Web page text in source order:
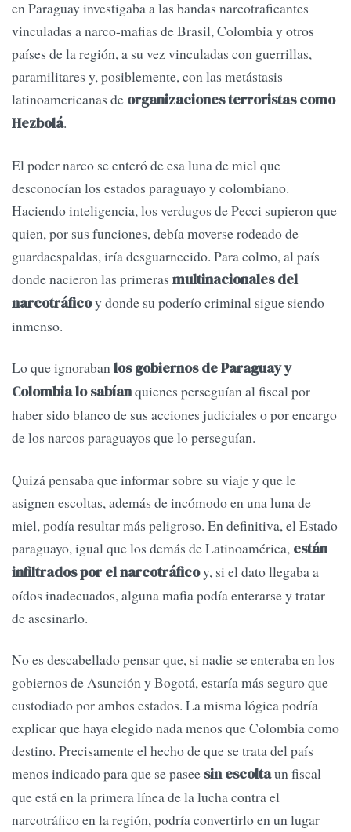
en Paraguay investigaba a las bandas narcotraficantes
vinculadas a narco-mafias de Brasil, Colombia y otros
países de la región, a su vez vinculadas con guerrillas,
paramilitares y, posiblemente, con las metástasis
latinoamericanas de organizaciones terroristas como
Hezbolá.
El poder narco se enteró de esa luna de miel que
desconocían los estados paraguayo y colombiano.
Haciendo inteligencia, los verdugos de Pecci supieron que
quien, por sus funciones, debía moverse rodeado de
guardaespaldas, iría desguarnecido. Para colmo, al país
donde nacieron las primeras multinacionales del
narcotráficoy donde su poderío criminal sigue siendo
inmenso.
Lo que ignorabanlos gobiernos de Paraguay y
Colombia lo sabíanquienes perseguían al fiscal por
haber sido blanco de sus acciones judiciales o por encargo
de los narcos paraguayos que lo perseguían.
Quizá pensaba que informar sobre su viaje y que le
asignen escoltas, además de incómodo en una luna de
miel, podía resultar más peligroso. En definitiva, el Estado
paraguayo, igual que los demás de Latinoamérica, están
infiltrados por el narcotráficoy, si el dato llegaba a
oídos inadecuados, alguna mafia podía enterarse y tratar
de asesinarlo.
No es descabellado pensar que, si nadie se enteraba en los
gobiernos de Asunción y Bogotá, estaría más seguro que
custodiado por ambos estados. La misma lógica podría
explicar que haya elegido nada menos que Colombia como
destino. Precisamente el hecho de que se trata del país
menos indicado para que se pasee sin escoltaun fiscal
que está en la primera línea de la lucha contra el
narcotráfico en la región, podría convertirlo en un lugar